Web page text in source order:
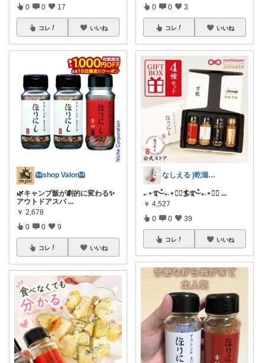
0 0 17
コレ いいね
🦁shop Valor🦁
🌿キャンプ飯が劇的に変わる✨
アウトドアスパ ...
￥ 2,678
0 0 9
コレ いいね
0 0 3
コレ いいね
なしえる |乾涸びたマーメイド
₊˖⋆࿐໋₊˖⋆🏄‍♂️🏄࿐໋₊˖⋆🏄‍♀ ...
￥ 4,527
0 0 39
コレ いいね